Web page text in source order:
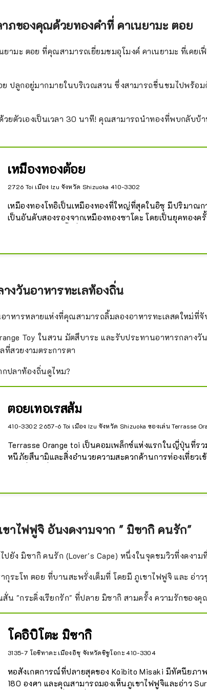
าภของคุณด้วยทองคำที่ คาเนยามะ ตอย
ยามะ ตอย ที่คุณสามารถเยี่ยมชมอุโมงค์ คาเนยามะ ที่เคยเ
ปลูกอยู่มากมายในบริเวณสวน ซึ่งสามารถชื่นชมไปพร้อ
ยตัวเองเป็นเวลา 30 นาที! คุณสามารถนำทองที่พบกลับบ้
เหมืองทองต้อย
2726 Toi เมือง Izu จังหวัด Shizuoka 410-3302
เหมืองทองโทอิเป็นเหมืองทองที่ใหญ่ที่สุดในอิซุ มีปริมาณก
เป็นอันดับสองรองจากเหมืองทองซาโดะ โดยเป็นยุคทองครั้
นั้นก็ได้เกิดใหม่ในฐานะสถานที่ท่องเที่ยวยอดนิยมที่คุณสา
Koganekan ยังได้รับการรับรองจาก Guinness World
งวันอาหารทะเลท้องถิ่น
าหารหลายแห่งที่คุณสามารถลิ้มลองอาหารทะเลสดใหม่ที่จั
Toy ในสวน มัตสึบาระ และรับประทานอาหารกลางวั
ที่สวยงามตระการตา
ปลาท้องถิ่นดูไหม?
ตอยเทอเรสส้ม
410-3302 2657-6 Toi เมือง Izu จังหวัด Shizuoka ของเล่น Terrasse
Terrasse Orange toi เป็นคอมเพล็กซ์แห่งแรกในญี่ปุ่นที่ร
หนีภัยสึนามิและสิ่งอำนวยความสะดวกด้านการท่องเที่ยวเ
◇ความหมายของชื่อสถานที่
อนาคตของเมืองอิซุ
Orange: ภาพอันอบอุ่นของพระอาทิตย์ตกที่สวยงามของตอ
แรกของประเทศ และส้มแมนดารินอันโด่งดัง
toi: คาถาของชาวยุโรปที่เรียกว่า ``toi toi toi'' ซึ่งหมายถึง
ภาวนาขอให้โชคดี
``Oracchi'' (บ้านของฉัน) และแนวคิดคือการทำให้คนในท้อ
ขาไฟฟูจิ อันงดงามจาก " มิซากิ คนรัก"
ยัง มิซากิ คนรัก (Lover's Cape) หนึ่งในจุดชมวิวที่งดงาม
กุระโท ตอย ที่บานสะพรั่งเต็มที่ โดยมี ภูเขาไฟฟูจิ และ อ่าว
สั่น "กระดิ่งเรียกรัก" ที่ปลาย มิซากิ สามครั้ง ความรักของคุ
โคอิบิโตะ มิซากิ
3135-7 โอชิทาดะ เมืองอิซุ จังหวัดชิซูโอกะ 410-3304
หอสังเกตการณ์ที่ปลายสุดของ Koibito Misaki มีทัศนียภาพ
180 องศา และคุณสามารถมองเห็นภูเขาไฟฟูจิและอ่าว